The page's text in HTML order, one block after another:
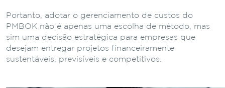
Portanto, adotar o gerenciamento de custos do
PMBOK não é apenas uma escolha de método, mas
sim uma decisão estratégica para empresas que
desejam entregar projetos financeiramente
sustentáveis, previsíveis e competitivos.